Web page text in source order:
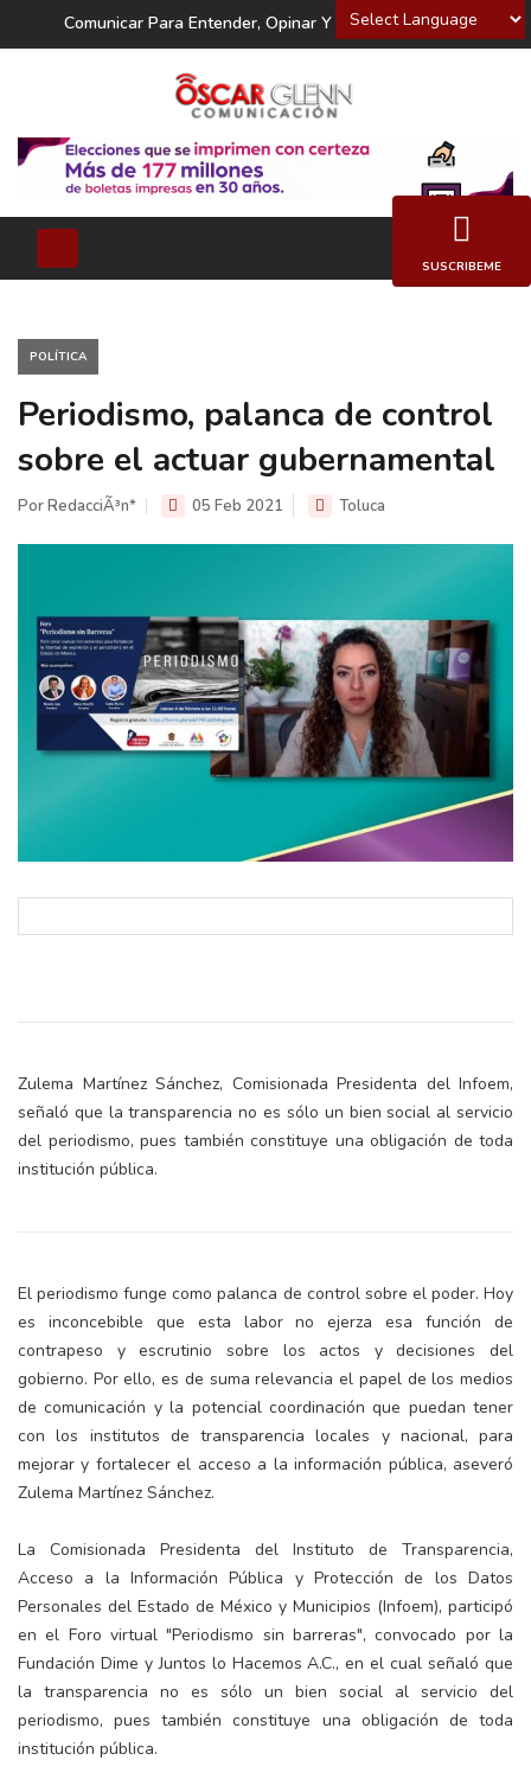
Powered by
Comunicar Para Entender, Opinar Y Decidir
POLÍTICA
Periodismo, palanca de control
sobre el actuar gubernamental
Por RedacciÃ³n* 05 Feb 2021 Toluca
Zulema Martínez Sánchez, Comisionada Presidenta del Infoem,
señaló que la transparencia no es sólo un bien social al servicio
del periodismo, pues también constituye una obligación de toda
institución pública.
El periodismo funge como palanca de control sobre el poder. Hoy
es inconcebible que esta labor no ejerza esa función de
contrapeso y escrutinio sobre los actos y decisiones del
gobierno. Por ello, es de suma relevancia el papel de los medios
de comunicación y la potencial coordinación que puedan tener
con los institutos de transparencia locales y nacional, para
mejorar y fortalecer el acceso a la información pública, aseveró
Zulema Martínez Sánchez.
La Comisionada Presidenta del Instituto de Transparencia,
Acceso a la Información Pública y Protección de los Datos
Personales del Estado de México y Municipios (Infoem), participó
en el Foro virtual "Periodismo sin barreras", convocado por la
Fundación Dime y Juntos lo Hacemos A.C., en el cual señaló que
la transparencia no es sólo un bien social al servicio del
periodismo, pues también constituye una obligación de toda
institución pública.
SUSCRIBEME